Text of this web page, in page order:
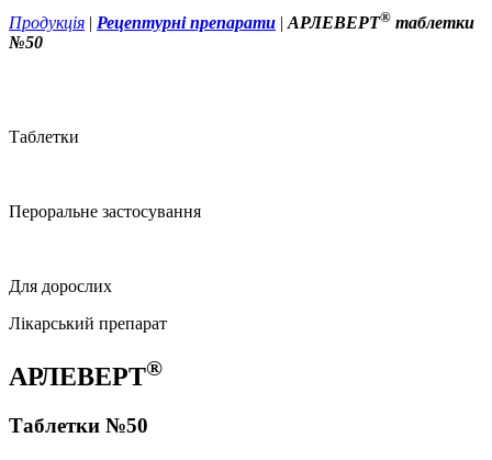
Продукція | Рецептурні препарати | АРЛЕВЕРТ® таблетки
№50
Таблетки
Пероральне застосування
Для дорослих
Лікарський препарат
АРЛЕВЕРТ®
Таблетки №50